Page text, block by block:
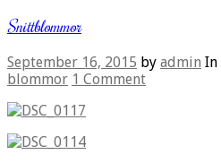
Snittblommor
September 16, 2015 by admin In
blommor 1 Comment